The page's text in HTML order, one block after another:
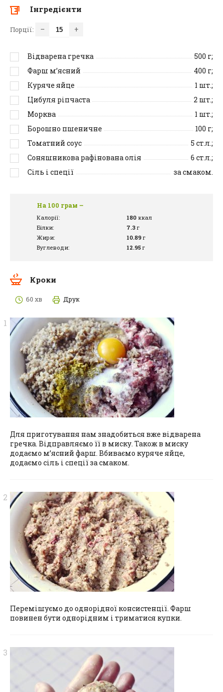
Інгредієнти
Порції: – +
Відварена гречка 500 г;
Фарш м’ясний
400 г;
Куряче яйце
1 шт.;
Цибуля ріпчаста
2 шт.;
Морква
1 шт.;
Борошно пшеничне
100 г;
Томатний соус
5 ст.л.;
Соняшникова рафінована олія
6 ст.л.;
Сіль і спеції
за смаком.
На 100 грам –
Калорії: 180 ккал
Білки:
7.3 г
Жири:
10.89 г
Вуглеводи:
12.95 г
Кроки
60 хв Друк
Для приготування нам знадобиться вже відварена
гречка. Відправляємо її в миску. Також в миску
додаємо м’ясний фарш. Вбиваємо куряче яйце,
додаємо сіль і спеції за смаком.
Перемішуємо до однорідної консистенції. Фарш
повинен бути однорідним і триматися купки.